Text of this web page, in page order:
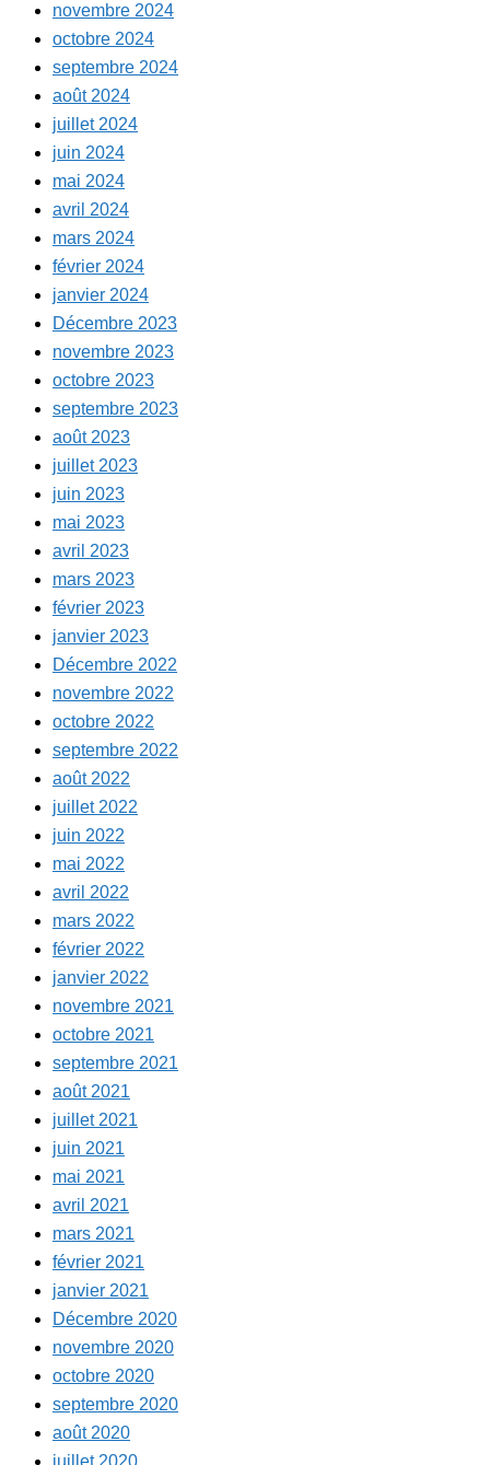
novembre 2024
octobre 2024
septembre 2024
août 2024
juillet 2024
juin 2024
mai 2024
avril 2024
mars 2024
février 2024
janvier 2024
Décembre 2023
novembre 2023
octobre 2023
septembre 2023
août 2023
juillet 2023
juin 2023
mai 2023
avril 2023
mars 2023
février 2023
janvier 2023
Décembre 2022
novembre 2022
octobre 2022
septembre 2022
août 2022
juillet 2022
juin 2022
mai 2022
avril 2022
mars 2022
février 2022
janvier 2022
novembre 2021
octobre 2021
septembre 2021
août 2021
juillet 2021
juin 2021
mai 2021
avril 2021
mars 2021
février 2021
janvier 2021
Décembre 2020
novembre 2020
octobre 2020
septembre 2020
août 2020